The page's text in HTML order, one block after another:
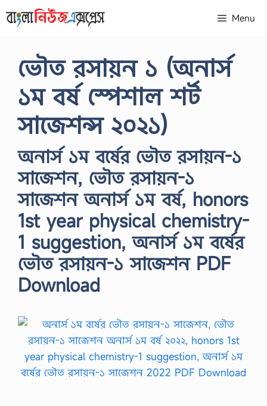
to
Menu
ভৌত রসায়ন ১ (অনার্স
১ম বর্ষ স্পেশাল শর্ট
সাজেশন্স ২০২১)
অনার্স ১ম বর্ষের ভৌত রসায়ন-১
সাজেশন, ভৌত রসায়ন-১
সাজেশন অনার্স ১ম বর্ষ, honors
1st year physical chemistry-
1 suggestion, অনার্স ১ম বর্ষের
ভৌত রসায়ন-১ সাজেশন PDF
Download